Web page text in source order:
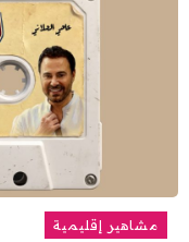
مشاهير إقليمية